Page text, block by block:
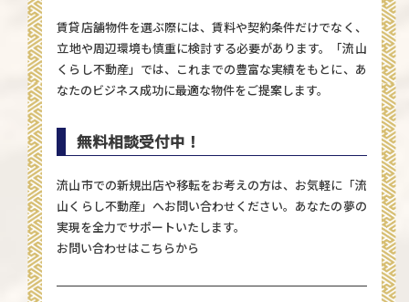
賃貸店舗物件を選ぶ際には、賃料や契約条件だけでなく、
立地や周辺環境も慎重に検討する必要があります。「流山
くらし不動産」では、これまでの豊富な実績をもとに、あ
なたのビジネス成功に最適な物件をご提案します。
無料相談受付中！
流山市での新規出店や移転をお考えの方は、お気軽に「流
山くらし不動産」へお問い合わせください。あなたの夢の
実現を全力でサポートいたします。
お問い合わせはこちらから